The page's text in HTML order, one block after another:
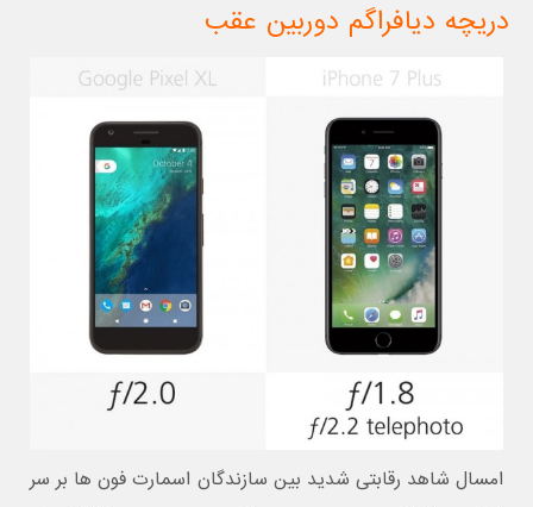
دریچه دیافراگم دوربین عقب
امسال شاهد رقابتی شدید بین سازندگان اسمارت فون ها بر سر